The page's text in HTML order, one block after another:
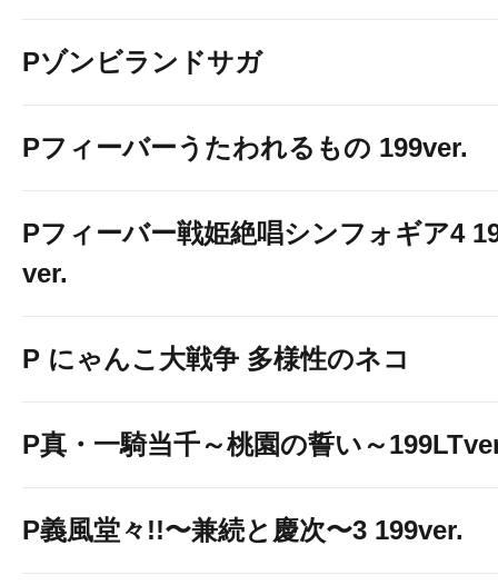
Pゾンビランドサガ
Pフィーバーうたわれるもの 199ver.
Pフィーバー戦姫絶唱シンフォギア4
ver.
P にゃんこ大戦争 多様性のネコ
P真・一騎当千～桃園の誓い～
P義風堂々!!〜兼続と慶次〜3 199ver.